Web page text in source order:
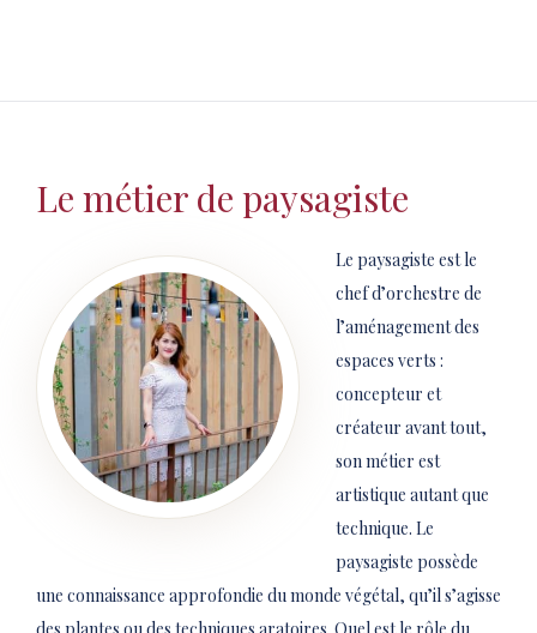
Le métier de paysagiste
Le paysagiste est le
chef d’orchestre de
l’aménagement des
espaces verts :
concepteur et
créateur avant tout,
son métier est
artistique autant que
technique. Le
paysagiste possède
une connaissance approfondie du monde végétal, qu’il s’agisse